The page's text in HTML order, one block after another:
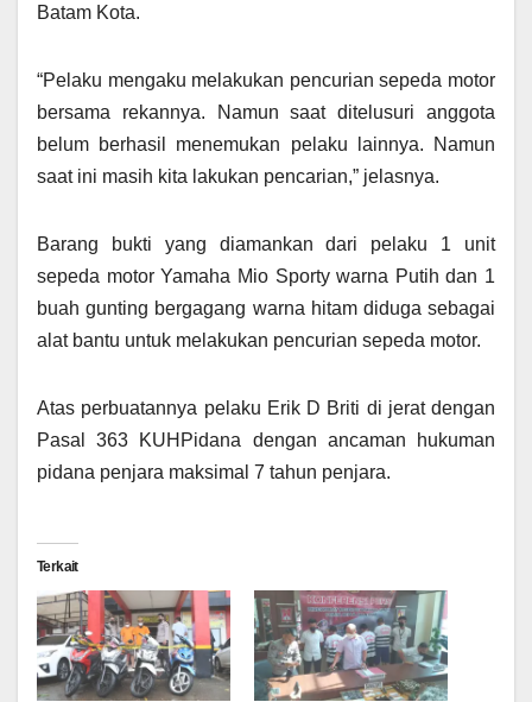
Batam Kota.
“Pelaku mengaku melakukan pencurian sepeda motor
bersama rekannya. Namun saat ditelusuri anggota
belum berhasil menemukan pelaku lainnya. Namun
saat ini masih kita lakukan pencarian,” jelasnya.
Barang bukti yang diamankan dari pelaku 1 unit
sepeda motor Yamaha Mio Sporty warna Putih dan 1
buah gunting bergagang warna hitam diduga sebagai
alat bantu untuk melakukan pencurian sepeda motor.
Atas perbuatannya pelaku Erik D Briti di jerat dengan
Pasal 363 KUHPidana dengan ancaman hukuman
pidana penjara maksimal 7 tahun penjara.
Terkait